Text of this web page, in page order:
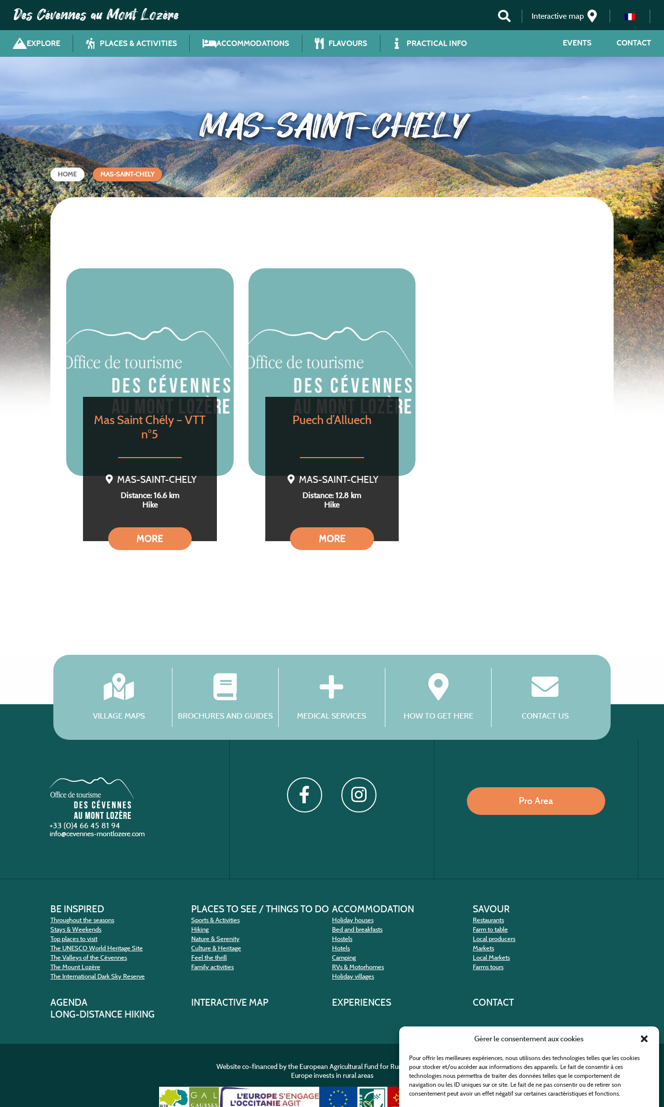
Gérer le consentement aux cookies
Pour offrir les meilleures expériences, nous utilisons des technologies telles que les cookies
pour stocker et/ou accéder aux informations des appareils. Le fait de consentir à ces
technologies nous permettra de traiter des données telles que le comportement de
navigation ou les ID uniques sur ce site. Le fait de ne pas consentir ou de retirer son
consentement peut avoir un effet négatif sur certaines caractéristiques et fonctions.
Des Cévennes au Mont Lozère Interactive map
EXPLORE PLACES & ACTIVITIES ACCOMMODATIONS FLAVOURS PRACTICAL INFO CONTACT
EVENTS
MAS-SAINT-CHELY
HOME MAS-SAINT-CHELY
Mas Saint Chély – VTT
n°5
MAS-SAINT-CHELY
Distance: 16.6 km
Hike
MORE
Puech d’Alluech
MAS-SAINT-CHELY
Distance: 12.8 km
Hike
MORE
VILLAGE MAPS BROCHURES AND GUIDES MEDICAL SERVICES HOW TO GET HERE CONTACT US
+33 (0)4 66 45 81 94
Pro Area
BE INSPIRED
Throughout the seasons
Stays & Weekends
Top places to visit
The UNESCO World Heritage Site
The Valleys of the Cévennes
The Mount Lozère
The International Dark Sky Reserve
PLACES TO SEE / THINGS TO DO
Sports & Activities
Hiking
Nature & Serenity
Culture & Heritage
Feel the thrill
Family activities
ACCOMMODATION
Holiday houses
Bed and breakfasts
Hostels
Hotels
Camping
RVs & Motorhomes
Holiday villages
SAVOUR
Restaurants
Farm to table
Local producers
Markets
Local Markets
Farms tours
AGENDA INTERACTIVE MAP EXPERIENCES
CONTACT
LONG-DISTANCE HIKING
Website co-financed by the European Agricultural Fund for Rural Development
Europe invests in rural areas